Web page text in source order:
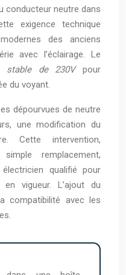
conducteur neutre dans
exigence technique
des anciens
avec l’éclairage. Le
stable de 230Vpour
du voyant.
dépourvues de neutre
une modification du
Cette intervention,
remplacement,
électricien qualifié pour
vigueur. L’ajout du
compatibilité avec les